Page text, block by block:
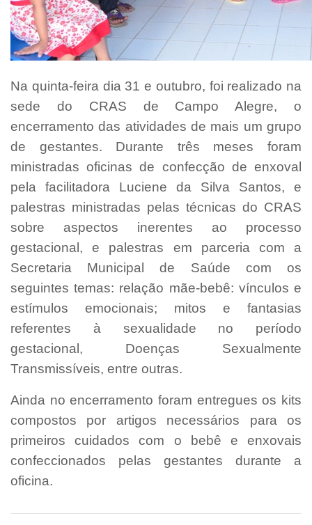
Na quinta-feira dia 31 e outubro, foi realizado na
sede do CRAS de Campo Alegre, o
encerramento das atividades de mais um grupo
de gestantes. Durante três meses foram
ministradas oficinas de confecção de enxoval
pela facilitadora Luciene da Silva Santos, e
palestras ministradas pelas técnicas do CRAS
sobre aspectos inerentes ao processo
gestacional, e palestras em parceria com a
Secretaria Municipal de Saúde com os
seguintes temas: relação mãe-bebê: vínculos e
estímulos emocionais; mitos e fantasias
referentes à sexualidade no período
gestacional, Doenças Sexualmente
Transmissíveis, entre outras.
Ainda no encerramento foram entregues os kits
compostos por artigos necessários para os
primeiros cuidados com o bebê e enxovais
confeccionados pelas gestantes durante a
oficina.